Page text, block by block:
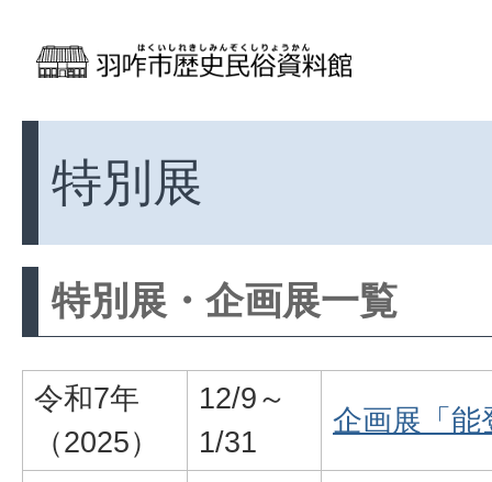
特別展
特別展・企画展一覧
令和7年
（2025）
12/9～
1/31
企画展「能